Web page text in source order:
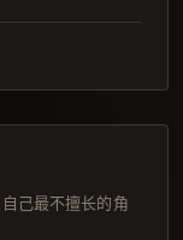
己最不擅长的角